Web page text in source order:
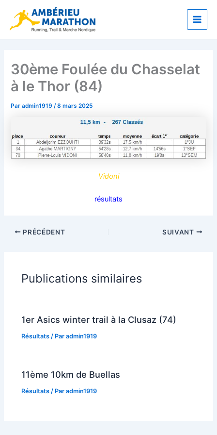
contenu
Main
30ème Foulée du Chasselat
à le Thor (84)
Paradmin1919/8 mars 2025
Vidoni
résultats
PRÉCÉDENT SUIVANT
Publications similaires
1er Asics winter trail à la Clusaz (74)
Résultats / Paradmin1919
11ème 10km de Buellas
Résultats / Paradmin1919